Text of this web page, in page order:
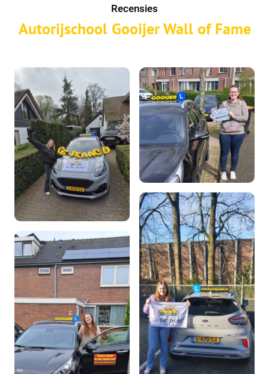
Recensies
Autorijschool Gooijer Wall of Fame